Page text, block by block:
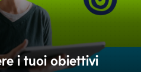
i tuoi obiettivi